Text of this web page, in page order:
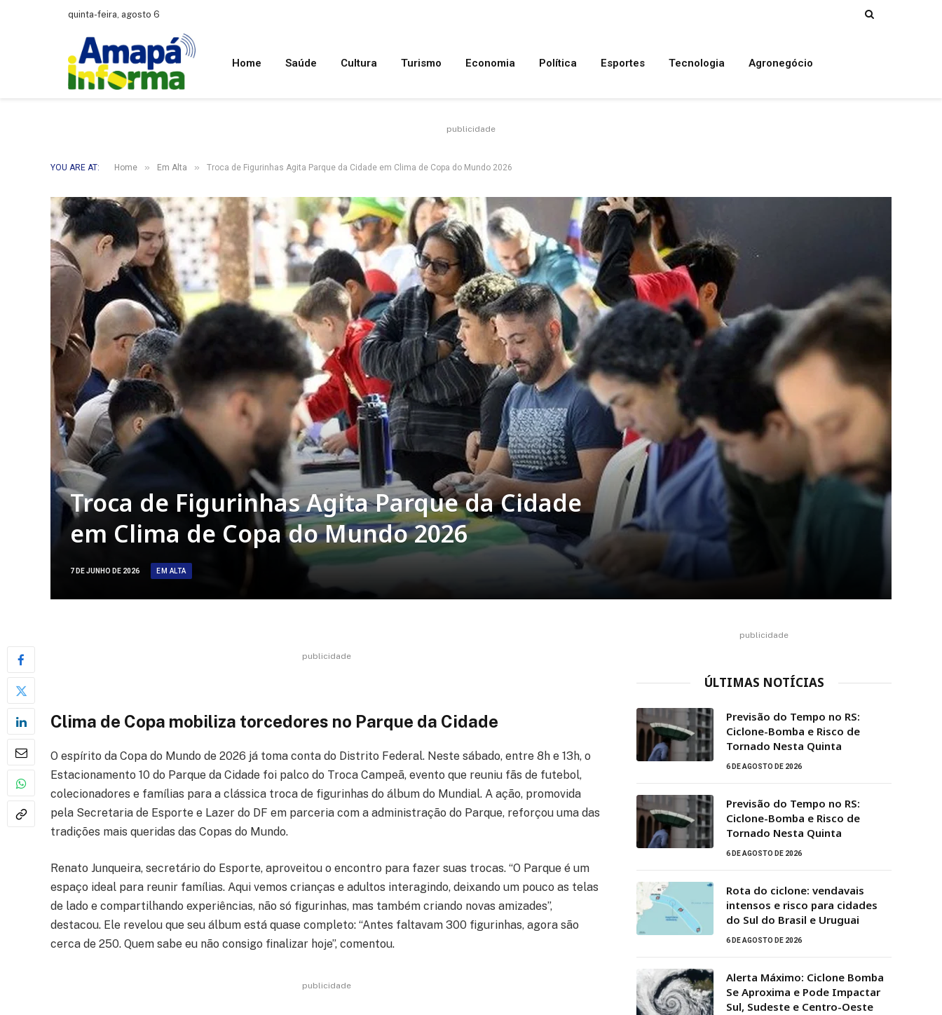
quinta-feira, agosto 6
Home Saúde Cultura Turismo Economia Política Esportes Tecnologia Agronegócio
publicidade
YOU ARE AT: Home » Em Alta » Troca de Figurinhas Agita Parque da Cidade em Clima de Copa do Mundo 2026
Troca de Figurinhas Agita Parque da Cidade
em Clima de Copa do Mundo 2026
7 DE JUNHO DE 2026 EM ALTA
publicidade
Clima de Copa mobiliza torcedores no Parque da Cidade
O espírito da Copa do Mundo de 2026 já toma conta do Distrito Federal. Neste sábado, entre 8h e 13h, o
Estacionamento 10 do Parque da Cidade foi palco do Troca Campeã, evento que reuniu fãs de futebol,
colecionadores e famílias para a clássica troca de figurinhas do álbum do Mundial. A ação, promovida
pela Secretaria de Esporte e Lazer do DF em parceria com a administração do Parque, reforçou uma das
tradições mais queridas das Copas do Mundo.
Renato Junqueira, secretário do Esporte, aproveitou o encontro para fazer suas trocas. “O Parque é um
espaço ideal para reunir famílias. Aqui vemos crianças e adultos interagindo, deixando um pouco as telas
de lado e compartilhando experiências, não só figurinhas, mas também criando novas amizades”,
destacou. Ele revelou que seu álbum está quase completo: “Antes faltavam 300 figurinhas, agora são
cerca de 250. Quem sabe eu não consigo finalizar hoje”, comentou.
publicidade
publicidade
ÚLTIMAS NOTÍCIAS
Previsão do Tempo no RS:
Ciclone-Bomba e Risco de
Tornado Nesta Quinta
6 DE AGOSTO DE 2026
Previsão do Tempo no RS:
Ciclone-Bomba e Risco de
Tornado Nesta Quinta
6 DE AGOSTO DE 2026
Rota do ciclone: vendavais
intensos e risco para cidades
do Sul do Brasil e Uruguai
6 DE AGOSTO DE 2026
Alerta Máximo: Ciclone Bomba
Se Aproxima e Pode Impactar
Sul, Sudeste e Centro-Oeste